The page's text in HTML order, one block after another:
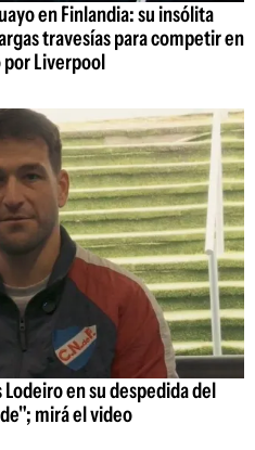
en Finlandia: su insólita
travesías para competir en
por Liverpool
en su despedida del
mirá el video